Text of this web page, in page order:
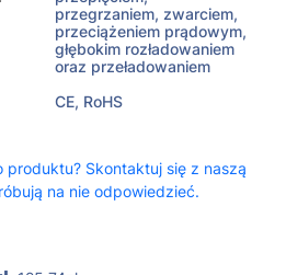
przegrzaniem, zwarciem,
przeciążeniem prądowym,
głębokim rozładowaniem
oraz przeładowaniem
CE, RoHS
produktu? Skontaktuj się z naszą
na nie odpowiedzieć.